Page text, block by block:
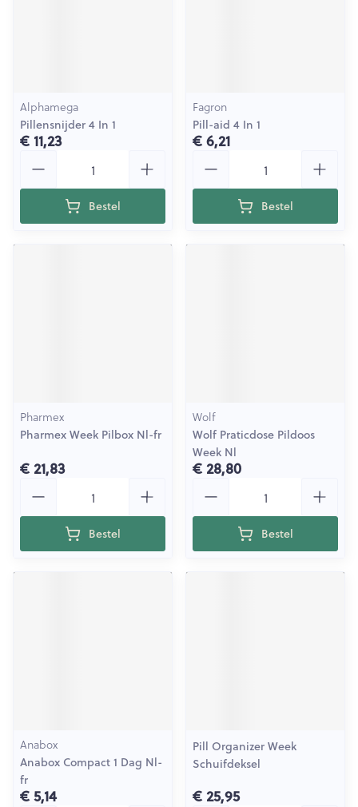
Alphamega
Pillensnijder 4 In 1
€ 11,23
Bestel
Fagron
Pill-aid 4 In 1
€ 6,21
Bestel
Pharmex
Pharmex Week Pilbox Nl-fr
€ 21,83
Bestel
Wolf
Wolf Praticdose Pildoos
Week Nl
€ 28,80
Bestel
Anabox
Anabox Compact 1 Dag Nl-
fr
€ 5,14
Pill Organizer Week
Schuifdeksel
€ 25,95